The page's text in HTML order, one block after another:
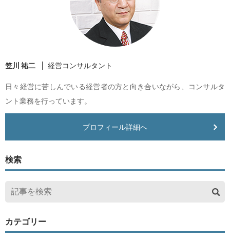
笠川 祐二 経営コンサルタント
日々経営に苦しんでいる経営者の方と向き合いながら、コンサルタ
ント業務を行っています。
プロフィール詳細へ
検索
カテゴリー